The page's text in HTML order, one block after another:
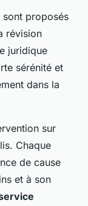
sont proposés
révision
juridique
sérénité et
dans la
sur
Chaque
de cause
et à son